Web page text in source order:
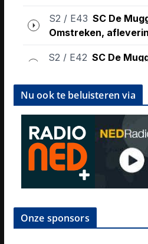
Nu ook te beluisteren via
Onze sponsors